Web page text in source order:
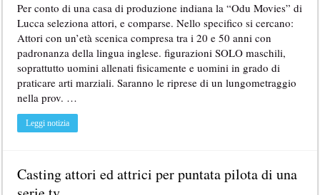
Per conto di una casa di produzione indiana la “Odu Movies” di
Lucca seleziona attori, e comparse. Nello specifico si cercano:
Attori con un’età scenica compresa tra i 20 e 50 anni con
padronanza della lingua inglese. figurazioni SOLO maschili,
soprattutto uomini allenati fisicamente e uomini in grado di
praticare arti marziali. Saranno le riprese di un lungometraggio
nella prov. …
Leggi notizia
Casting attori ed attrici per puntata pilota di una